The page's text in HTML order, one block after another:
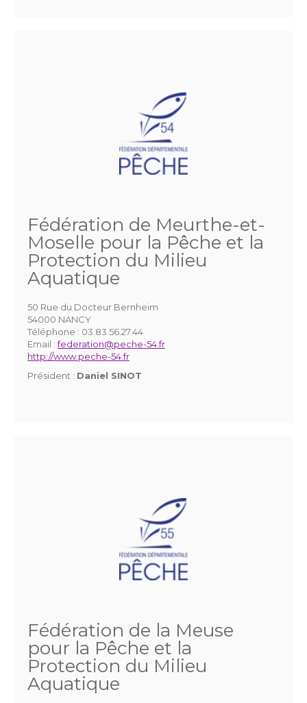
Fédération de Meurthe-et-
Moselle pour la Pêche et la
Protection du Milieu
Aquatique
50 Rue du Docteur Bernheim
54000 NANCY
Téléphone : 03.83.56.27.44
Email :federation@peche-54.fr
http://www.peche-54.fr
Président : Daniel SINOT
Fédération de la Meuse
pour la Pêche et la
Protection du Milieu
Aquatique